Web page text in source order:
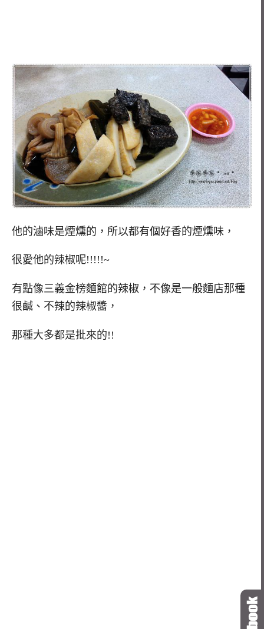
他的滷味是煙燻的，所以都有個好香的煙燻味，
很愛他的辣椒呢!!!!!~
有點像三義金榜麵館的辣椒，不像是一般麵店那種
很鹹、不辣的辣椒醬，
那種大多都是批來的!!